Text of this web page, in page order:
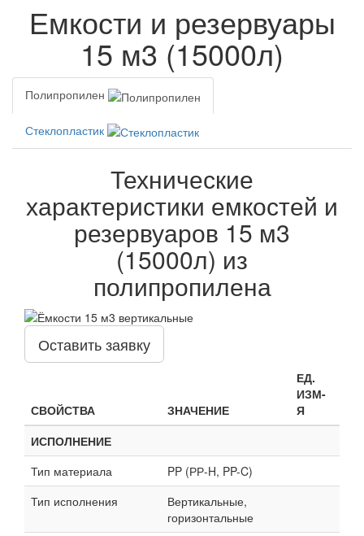
Емкости и резервуары
15 м3 (15000л)
Полипропилен
Стеклопластик
Технические
характеристики емкостей и
резервуаров 15 м3
(15000л) из
полипропилена
Оставить заявку
СВОЙСТВА ЗНАЧЕНИЕ
ЕД.
ИЗМ-
Я
ИСПОЛНЕНИЕ
Тип материала
PP (РР-H, PP-C)
Тип исполнения
Вертикальные,
горизонтальные